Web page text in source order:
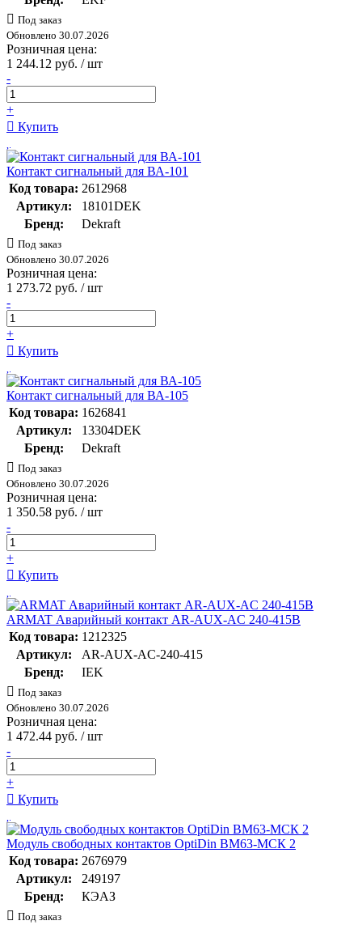
Под заказ
Обновлено 30.07.2026
Розничная цена:
1 244.12 руб. / шт
-
+
Купить
Контакт сигнальный для ВА-101
Код товара: 2612968
Артикул:
18101DEK
Бренд:
Dekraft
Под заказ
Обновлено 30.07.2026
Розничная цена:
1 273.72 руб. / шт
-
+
Купить
Контакт сигнальный для ВА-105
Код товара: 1626841
Артикул:
13304DEK
Бренд:
Dekraft
Под заказ
Обновлено 30.07.2026
Розничная цена:
1 350.58 руб. / шт
-
+
Купить
ARMAT Аварийный контакт AR-AUX-AC 240-415В
Код товара: 1212325
Артикул:
AR-AUX-AC-240-415
Бренд:
IEK
Под заказ
Обновлено 30.07.2026
Розничная цена:
1 472.44 руб. / шт
-
+
Купить
Модуль свободных контактов OptiDin BM63-МСК 2
Код товара: 2676979
Артикул:
249197
Бренд:
КЭАЗ
Под заказ